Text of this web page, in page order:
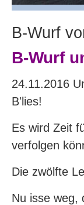
B-Wurf
B-Wurf
24.11.2016
B'lies!
Es wird Zeit
verfolgen
Die zwölfte
Nu isse weg,